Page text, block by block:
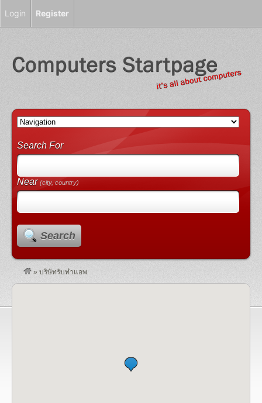
Search For
Near(city, country)
Search
» บริษัทรับทำแอพ
Login Register